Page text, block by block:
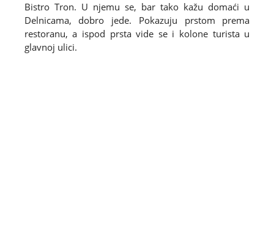
Bistro Tron. U njemu se, bar tako kažu domaći u
Delnicama, dobro jede. Pokazuju prstom prema
restoranu, a ispod prsta vide se i kolone turista u
glavnoj ulici.